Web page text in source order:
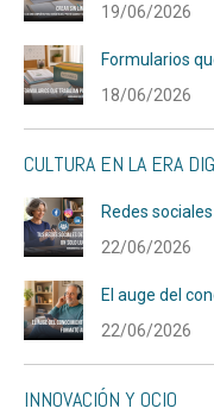
19/06/2026
Formularios
18/06/2026
CULTURA EN LA ERA
Redes
22/06/2026
El auge del
22/06/2026
INNOVACIÓN Y OCIO